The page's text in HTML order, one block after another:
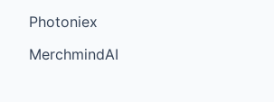
Photoniex
MerchmindAI